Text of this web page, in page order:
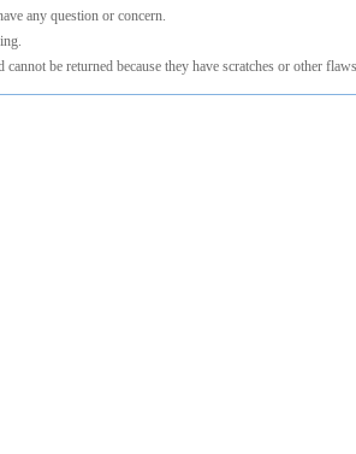
any question or concern.
cannot be returned because they have scratches or other